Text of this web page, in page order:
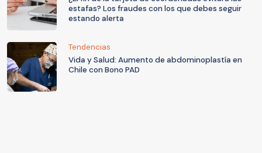
estafas? Los fraudes con los que debes seguir
estando alerta
Tendencias
Vida y Salud: Aumento de abdominoplastía en
Chile con Bono PAD